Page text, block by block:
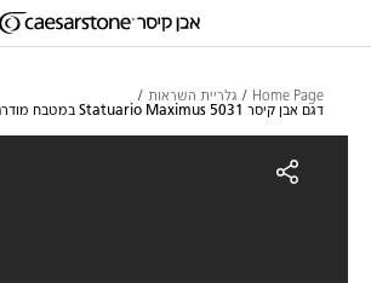
Home Page
גלריית השראות
דגם אבן קיסר 5031 Statuario Maximus במטבח מודרני עם אי | 2026
דגם אבן קיסר 5031 Statuario Maximus במטבח מודרני עם אי | 2026